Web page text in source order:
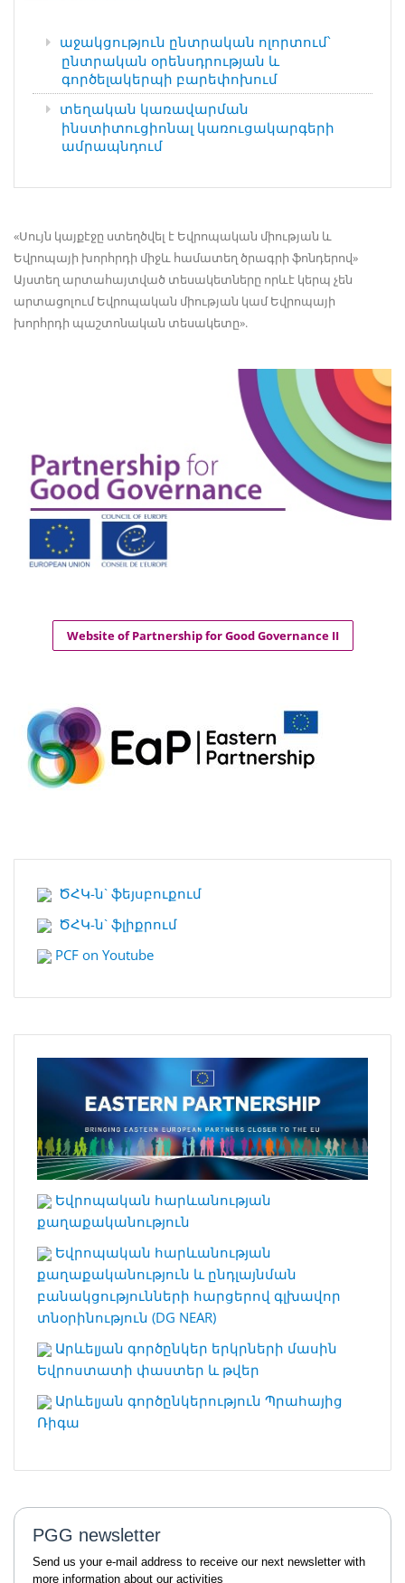
աջակցություն ընտրական ոլորտում՝
ընտրական օրենսդրության և
գործելակերպի բարեփոխում
տեղական կառավարման
ինստիտուցիոնալ կառուցակարգերի
ամրապնդում
«Սույն կայքէջը ստեղծվել է Եվրոպական միության և
Եվրոպայի խորհրդի միջև համատեղ ծրագրի ֆոնդերով»
Այստեղ արտահայտված տեսակետները որևէ կերպ չեն
արտացոլում Եվրոպական միության կամ Եվրոպայի
խորհրդի պաշտոնական տեսակետը».
Website of Partnership for Good Governance II
ԾՀԿ-ն` ֆեյսբուքում
ԾՀԿ-ն` ֆլիքրում
PCF on Youtube
Եվրոպական հարևանության
քաղաքականություն
Եվրոպական հարևանության
քաղաքականություն և ընդլայնման
բանակցությունների հարցերով գլխավոր
տնօրինություն (DG NEAR)
Արևելյան գործընկեր երկրների մասին
Եվրոստատի փաստեր և թվեր
Արևելյան գործընկերություն Պրահայից
Ռիգա
PGG newsletter
Send us your e-mail address to receive our next newsletter with
more information about our activities